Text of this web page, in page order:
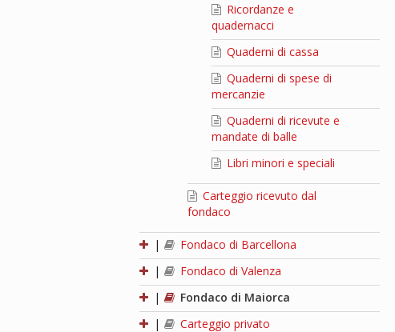
Ricordanze e
quadernacci
Quaderni di cassa
Quaderni di spese di
mercanzie
Quaderni di ricevute e
mandate di balle
Libri minori e speciali
Carteggio ricevuto dal
fondaco
|
Fondaco di Barcellona
|
Fondaco di Valenza
|
Fondaco di Maiorca
|
Carteggio privato